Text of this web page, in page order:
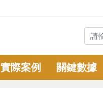
實際案例 關鍵數據